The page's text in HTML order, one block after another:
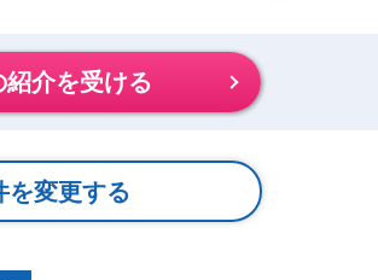
介を受ける
を変更する